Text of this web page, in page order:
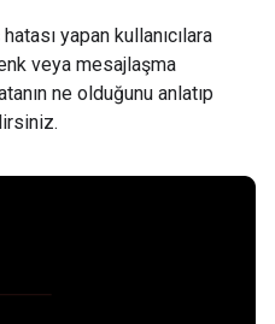
yapan kullanıcılara
veya mesajlaşma
ne olduğunu anlatıp